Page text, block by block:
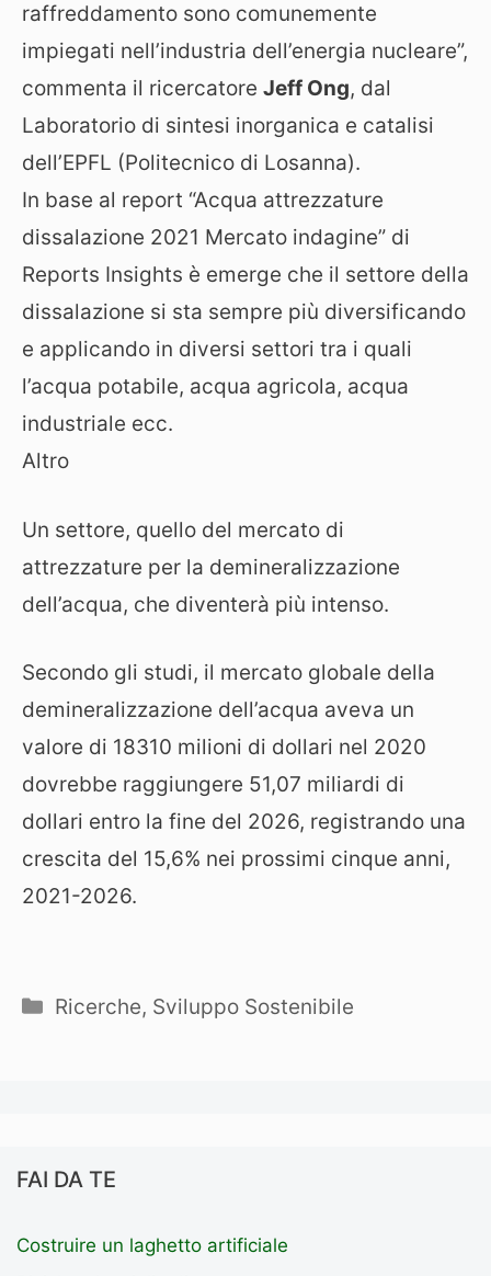
raffreddamento sono comunemente
impiegati nell’industria dell’energia nucleare”,
commenta il ricercatore Jeff Ong, dal
Laboratorio di sintesi inorganica e catalisi
dell’EPFL (Politecnico di Losanna).
In base al report “Acqua attrezzature
dissalazione 2021 Mercato indagine” di
Reports Insights è emerge che il settore della
dissalazione si sta sempre più diversificando
e applicando in diversi settori tra i quali
l’acqua potabile, acqua agricola, acqua
industriale ecc.
Altro
Un settore, quello del mercato di
attrezzature per la demineralizzazione
dell’acqua, che diventerà più intenso.
Secondo gli studi, il mercato globale della
demineralizzazione dell’acqua aveva un
valore di 18310 milioni di dollari nel 2020
dovrebbe raggiungere 51,07 miliardi di
dollari entro la fine del 2026, registrando una
crescita del 15,6% nei prossimi cinque anni,
2021-2026.
Categorie
Ricerche, Sviluppo Sostenibile
FAI DA TE
Costruire un laghetto artificiale